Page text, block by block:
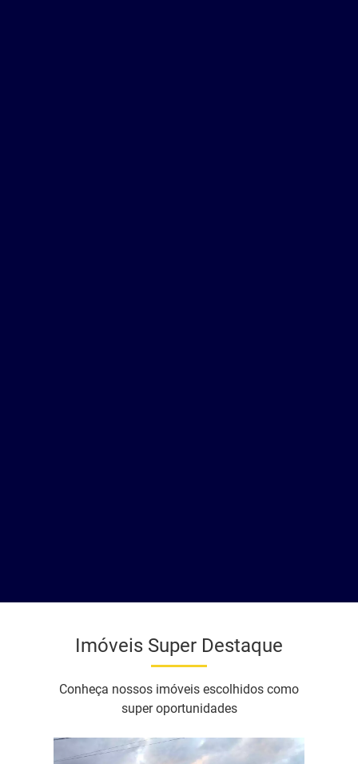
Imóveis Super Destaque
Conheça nossos imóveis escolhidos como
super oportunidades